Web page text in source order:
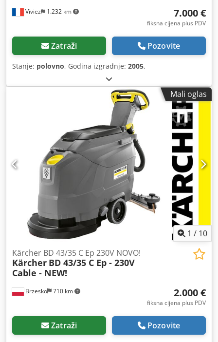
Viviez 1.232 km 7.000 €
fiksna cijena plus PDV
Zatraži Pozovite
Stanje: polovno, Godina izgradnje: 2005,
Mali oglas
1 / 10
Brzesko 710 km
Kärcher BD 43/35 C Ep 230V NOVO!
Kärcher BD 43/35 C Ep - 230V
Cable - NEW!
2.000 €
fiksna cijena plus PDV
Zatraži Pozovite